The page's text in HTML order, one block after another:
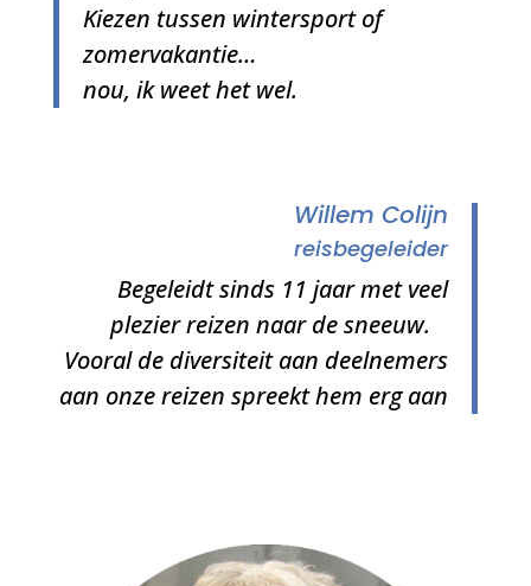
Kiezen tussen wintersport of
zomervakantie…
nou, ik weet het wel.
Willem Colijn
reisbegeleider
Begeleidt sinds 11 jaar met veel
plezier reizen naar de sneeuw.
Vooral de diversiteit aan deelnemers
aan onze reizen spreekt hem erg aan